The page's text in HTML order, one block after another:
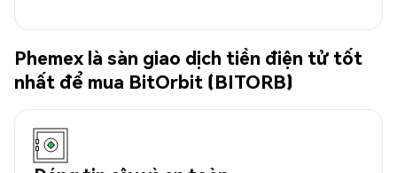
Phemex là sàn giao dịch tiền điện tử tốt
nhất để mua BitOrbit (BITORB)